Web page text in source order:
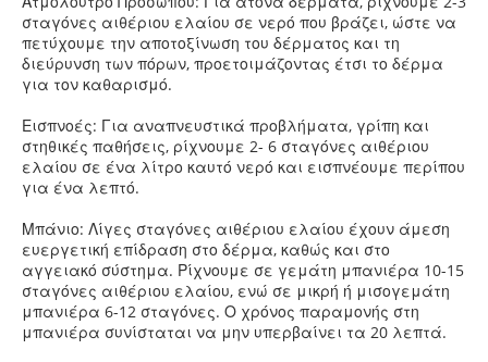
σταγόνες αιθέριου ελαίου σε νερό που βράζει, ώστε να
πετύχουμε την αποτοξίνωση του δέρματος και τη
διεύρυνση των πόρων, προετοιμάζοντας έτσι το δέρμα
για τον καθαρισμό.
Εισπνοές: Για αναπνευστικά προβλήματα, γρίπη και
στηθικές παθήσεις, ρίχνουμε 2- 6 σταγόνες αιθέριου
ελαίου σε ένα λίτρο καυτό νερό και εισπνέουμε περίπου
για ένα λεπτό.
Μπάνιο: Λίγες σταγόνες αιθέριου ελαίου έχουν άμεση
ευεργετική επίδραση στο δέρμα, καθώς και στο
αγγειακό σύστημα. Ρίχνουμε σε γεμάτη μπανιέρα 10-15
σταγόνες αιθέριου ελαίου, ενώ σε μικρή ή μισογεμάτη
μπανιέρα 6-12 σταγόνες. Ο χρόνος παραμονής στη
μπανιέρα συνίσταται να μην υπερβαίνει τα 20 λεπτά.